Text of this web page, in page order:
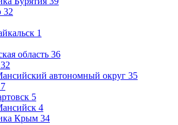
32
1
область 36
32
автономный округ 35
5
4
Крым 34